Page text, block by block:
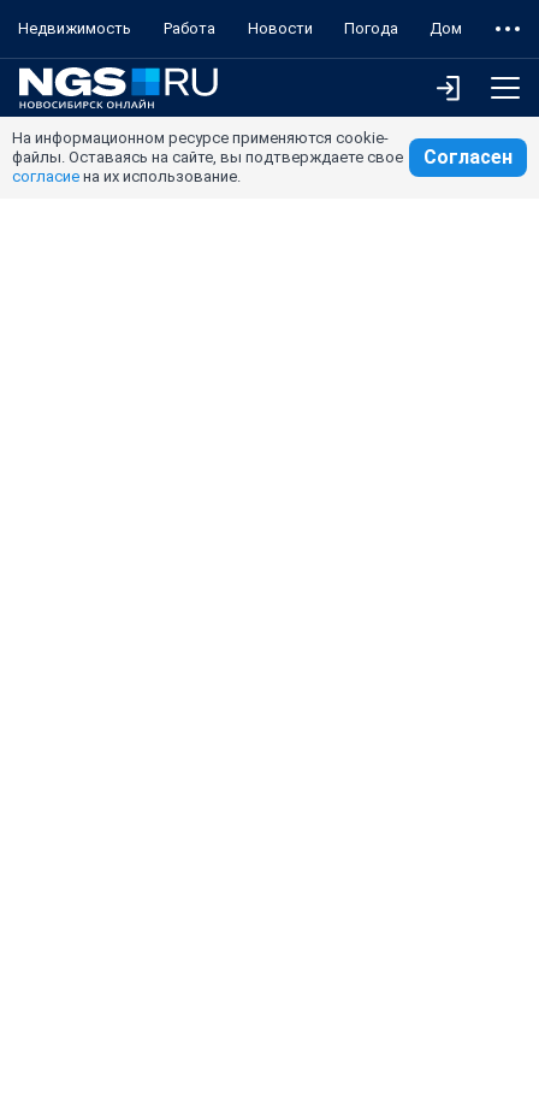
Недвижимость Работа Новости Погода Дом
На информационном ресурсе применяются cookie-
файлы. Оставаясь на сайте, вы подтверждаете свое
согласие на их использование.
Согласен